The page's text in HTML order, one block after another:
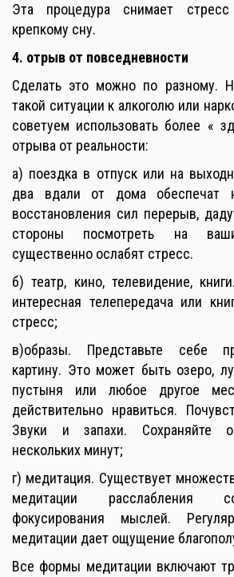
Эта процедура снимает
крепкому сну.
4. отрыв от повседневности
Сделать это можно по разному.
такой ситуации к алкоголю или
советуем использовать более «
отрыва от реальности:
а) поездка в отпуск или на
два вдали от дома обеспечат
восстановления сил перерыв,
стороны посмотреть на
существенно ослабят стресс.
б) театр, кино, телевидение,
интересная телепередача или
стресс;
в)образы. Представьте себе
картину. Это может быть озеро,
пустыня или любое другое
действительно нравиться.
Звуки и запахи. Сохраняйте
нескольких минут;
г) медитация. Существует
медитации расслабления
фокусирования мыслей.
медитации дает ощущение
Все формы медитации включают